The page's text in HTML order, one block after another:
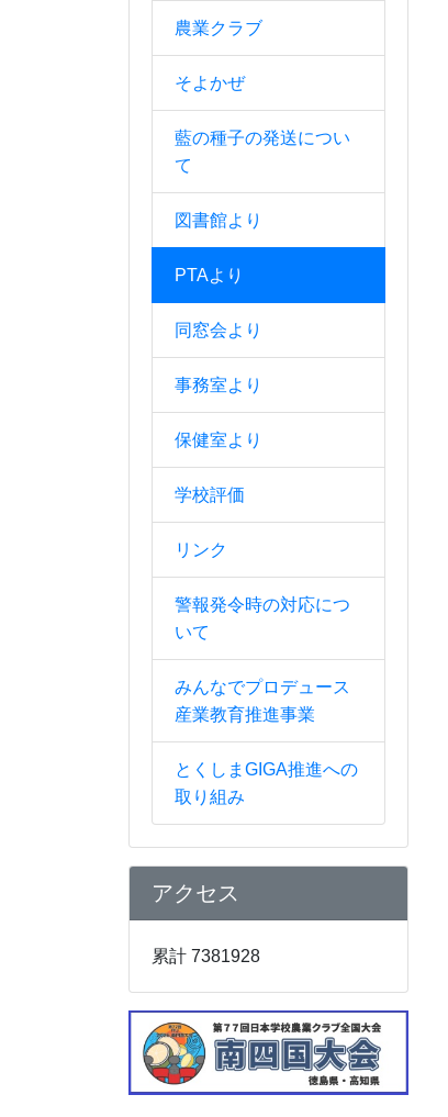
農業クラブ
そよかぜ
藍の種子の発送につい
て
図書館より
PTAより
同窓会より
事務室より
保健室より
学校評価
リンク
警報発令時の対応につ
いて
みんなでプロデュース
産業教育推進事業
とくしまGIGA推進への
取り組み
アクセス
累計 7381928